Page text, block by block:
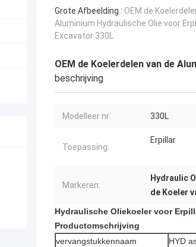
Grote Afbeelding : OEM de
Aluminium Hydraulische Olie voor
Excavator 330L
OEM de Koelerdelen van de
beschrijving
Modelleer nr: 330L
Toepassing:
Erpillar
Markeren:
Hydraulic
de Koeler
Hydraulische Oliekoeler voor
Productomschrijving
vervangstukkennaam
HYD